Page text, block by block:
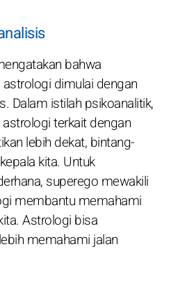
bahwa
dimulai dengan
Dalam istilah psikoanalitik,
terkait dengan
lebih dekat, bintang-
kita. Untuk
superego mewakili
membantu memahami
Astrologi bisa
memahami jalan